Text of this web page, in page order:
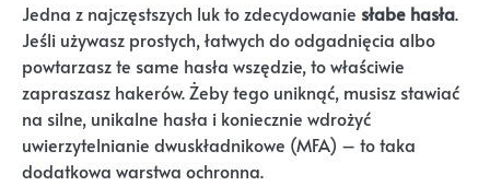
Jedna z najczęstszych luk to zdecydowanie słabe hasła.
Jeśli używasz prostych, łatwych do odgadnięcia albo
powtarzasz te same hasła wszędzie, to właściwie
zapraszasz hakerów. Żeby tego uniknąć, musisz stawiać
na silne, unikalne hasła i koniecznie wdrożyć
uwierzytelnianie dwuskładnikowe (MFA) – to taka
dodatkowa warstwa ochronna.